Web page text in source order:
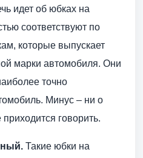
идет об юбках на
соответствуют по
которые выпускает
марки автомобиля. Они
точно
Минус – ни о
говорить.
Такие юбки на